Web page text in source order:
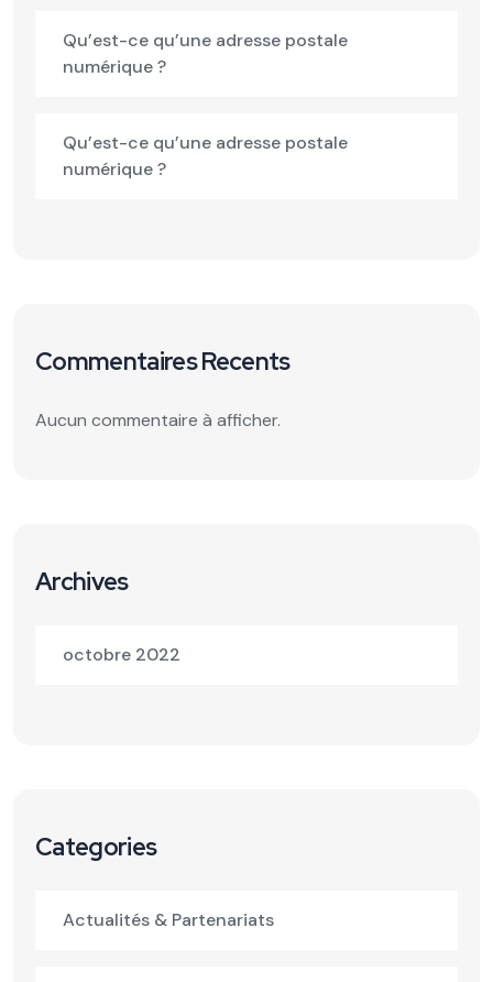
Qu’est-ce qu’une adresse postale
numérique ?
Qu’est-ce qu’une adresse postale
numérique ?
Commentaires Recents
Aucun commentaire à afficher.
Archives
octobre 2022
Categories
Actualités & Partenariats